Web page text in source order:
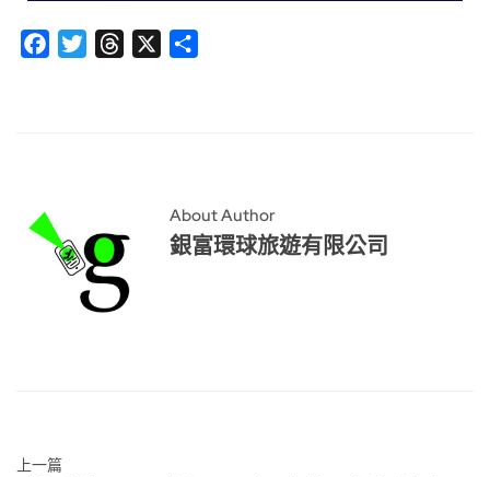
FacebookTwitterThreads
About Author
銀富環球旅遊有限公司
上一篇